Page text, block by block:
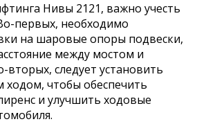
Нивы 2121, важно учесть
первых, необходимо
на шаровые опоры подвески,
между мостом и
вторых, следует установить
чтобы обеспечить
и улучшить ходовые